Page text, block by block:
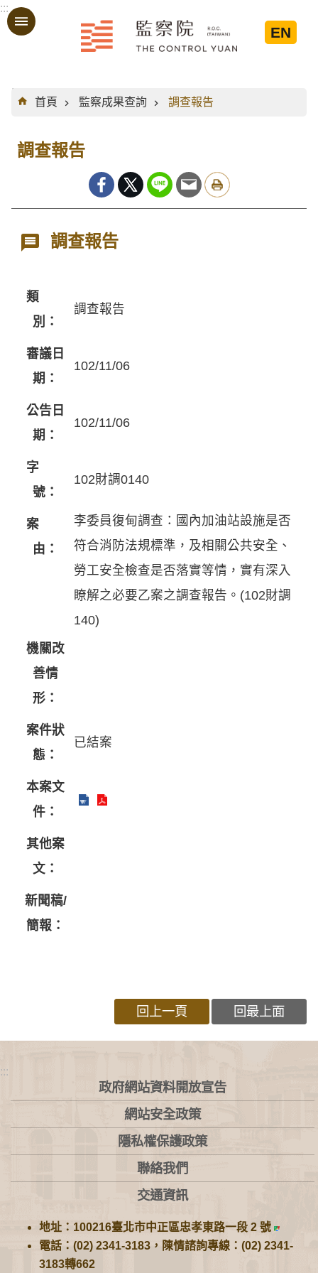
跳到主要內容區塊
:::
EN
:::
首頁
監察成果查詢 調查報告
調查報告
調查報告
類
別：
調查報告
審議日
期：
102/11/06
公告日
期：
102/11/06
字
號：
102財調0140
案
由：
李委員復甸調查：國內加油站設施是否
符合消防法規標準，及相關公共安全、
勞工安全檢查是否落實等情，實有深入
瞭解之必要乙案之調查報告。(102財調
140)
機關改
善情
形：
案件狀
態：
已結案
本案文
件：
其他案
文：
新聞稿/
簡報：
回上一頁 回最上面
:::
政府網站資料開放宣告
網站安全政策
隱私權保護政策
聯絡我們
交通資訊
地址：100216臺北市中正區忠孝東路一段 2 號
電話：(02) 2341-3183，陳情諮詢專線：(02) 2341-
3183轉662